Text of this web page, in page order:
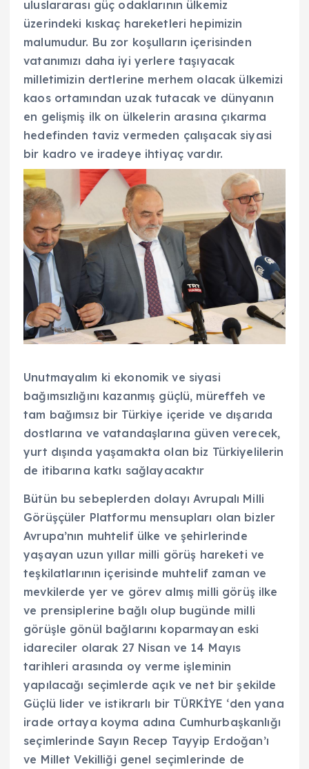
uluslararası güç odaklarının ülkemiz
üzerindeki kıskaç hareketleri hepimizin
malumudur. Bu zor koşulların içerisinden
vatanımızı daha iyi yerlere taşıyacak
milletimizin dertlerine merhem olacak ülkemizi
kaos ortamından uzak tutacak ve dünyanın
en gelişmiş ilk on ülkelerin arasına çıkarma
hedefinden taviz vermeden çalışacak siyasi
bir kadro ve iradeye ihtiyaç vardır.
Unutmayalım ki ekonomik ve siyasi
bağımsızlığını kazanmış güçlü, müreffeh ve
tam bağımsız bir Türkiye içeride ve dışarıda
dostlarına ve vatandaşlarına güven verecek,
yurt dışında yaşamakta olan biz Türkiyelilerin
de itibarına katkı sağlayacaktır
Bütün bu sebeplerden dolayı Avrupalı Milli
Görüşçüler Platformu mensupları olan bizler
Avrupa’nın muhtelif ülke ve şehirlerinde
yaşayan uzun yıllar milli görüş hareketi ve
teşkilatlarının içerisinde muhtelif zaman ve
mevkilerde yer ve görev almış milli görüş ilke
ve prensiplerine bağlı olup bugünde milli
görüşle gönül bağlarını koparmayan eski
idareciler olarak 27 Nisan ve 14 Mayıs
tarihleri arasında oy verme işleminin
yapılacağı seçimlerde açık ve net bir şekilde
Güçlü lider ve istikrarlı bir TÜRKİYE ‘den yana
irade ortaya koyma adına Cumhurbaşkanlığı
seçimlerinde Sayın Recep Tayyip Erdoğan’ı
ve Millet Vekilliği genel seçimlerinde de